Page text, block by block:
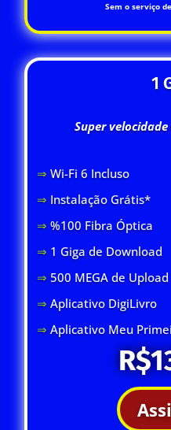
Sem o serviço
1
Super
⇒ Wi-Fi 6 Incluso
⇒ Instalação Grátis*
⇒ %100 Fibra Óptica
⇒ 1 Giga de Download
⇒ 500 MEGA de Upload
⇒Aplicativo DigiLivro
⇒Aplicativo Meu